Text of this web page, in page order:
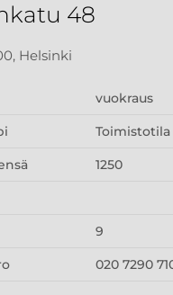
48
Helsinki
vuokraus
Toimistotila
1250
9
020 7290